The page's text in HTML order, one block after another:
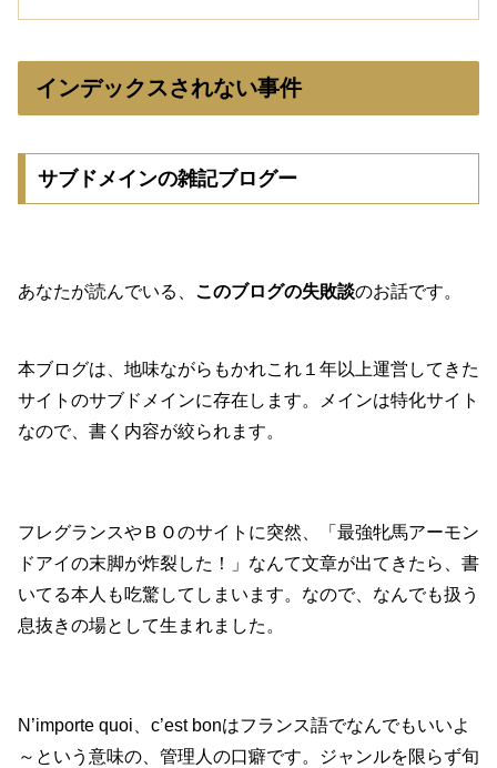
インデックスされない事件
サブドメインの雑記ブログー
あなたが読んでいる、 このブログの失敗談のお話です。
本ブログは、地味ながらもかれこれ１年以上運営してきた
サイトのサブドメインに存在します。メインは特化サイト
なので、書く内容が絞られます。
フレグランスやＢＯのサイトに突然、「最強牝馬アーモン
ドアイの末脚が炸裂した！」なんて文章が出てきたら、書
いてる本人も吃驚してしまいます。なので、なんでも扱う
息抜きの場として生まれました。
N’importe quoi、c’est bonはフランス語でなんでもいいよ
～という意味の、管理人の口癖です。ジャンルを限らず旬